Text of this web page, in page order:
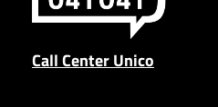
Call Center Unico